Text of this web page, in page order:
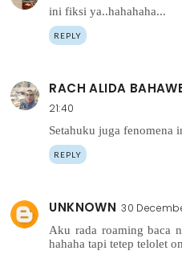
ini fiksi ya..hahahaha...
REPLY
RACH ALIDA
21:40
Setahuku juga fenomena
REPLY
UNKNOWN 30
Aku rada roaming baca
hahaha tapi tetep telolet